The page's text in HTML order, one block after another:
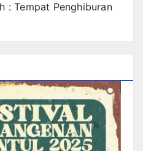
: Tempat Penghiburan